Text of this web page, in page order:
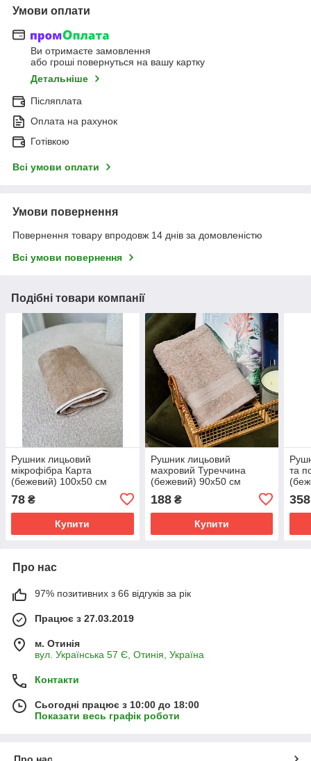
Умови оплати
Ви отримаєте замовлення
або гроші повернуться на вашу картку
Детальніше
Післяплата
Оплата на рахунок
Готівкою
Всі умови оплати
Умови повернення
Повернення товару впродовж 14 днів за домовленістю
Всі умови повернення
Подібні товари компанії
Рушник лицьовий
мікрофібра Карта
(бежевий) 100х50 см
78 ₴
Купити
Рушник лицьовий
махровий Туреччина
(бежевий) 90х50 см
188₴
Купити
та
358
Про нас
97% позитивних з 66 відгуків за рік
Працює з 27.03.2019
м. Отинія
вул. Українська 57 Є, Отинія, Україна
Контакти
Сьогодні працює з 10:00 до 18:00
Показати весь графік роботи